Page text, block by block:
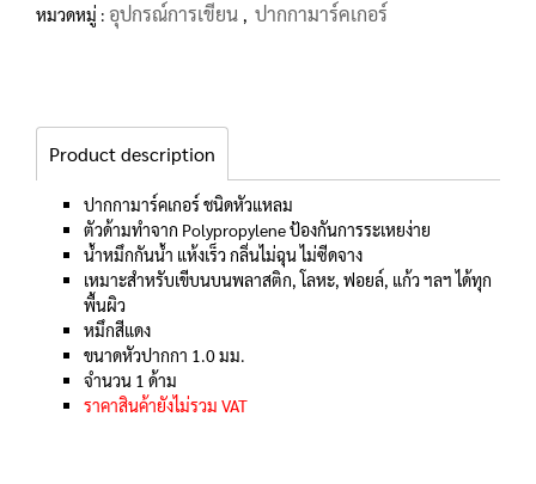
หมวดหมู่ : อุปกรณ์การเขียน , ปากกามาร์คเกอร์
Product description
ปากกามาร์คเกอร์ ชนิดหัวแหลม
ตัวด้ามทำจาก Polypropylene ป้องกันการระเหยง่าย
น้ำหมึกกันน้ำ แห้งเร็ว กลิ่นไม่ฉุน ไม่ซีดจาง
เหมาะสำหรับเขีบนบนพลาสติก, โลหะ, ฟอยล์, แก้ว ฯลฯ ได้ทุก
พื้นผิว
หมึกสีแดง
ขนาดหัวปากกา 1.0 มม.
จำนวน 1 ด้าม
ราคาสินค้ายังไม่รวม VAT